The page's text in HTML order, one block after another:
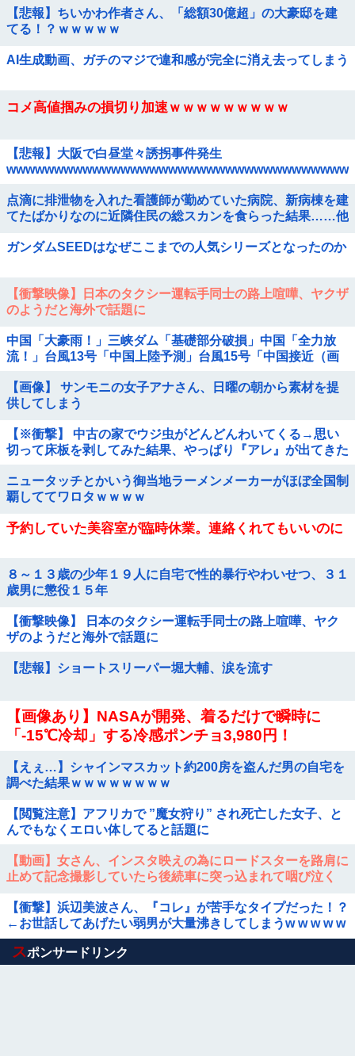
【悲報】ちいかわ作者さん、「総額30億超」の大豪邸を建
てる！？ｗｗｗｗｗ
AI生成動画、ガチのマジで違和感が完全に消え去ってしまう
コメ高値掴みの損切り加速ｗｗｗｗｗｗｗｗｗ
【悲報】大阪で白昼堂々誘拐事件発生
wwwwwwwwwwwwwwwwwwwwwwwwwwwwwwwwwwww
点滴に排泄物を入れた看護師が勤めていた病院、新病棟を建
てたばかりなのに近隣住民の総スカンを食らった結果……他
ガンダムSEEDはなぜここまでの人気シリーズとなったのか
【衝撃映像】日本のタクシー運転手同士の路上喧嘩、ヤクザ
のようだと海外で話題に
中国「大豪雨！」三峡ダム「基礎部分破損」中国「全力放
流！」台風13号「中国上陸予測」台風15号「中国接近（画
【画像】 サンモニの女子アナさん、日曜の朝から素材を提
供してしまう
【※衝撃】 中古の家でウジ虫がどんどんわいてくる→思い
切って床板を剥してみた結果、やっぱり『アレ』が出てきた
ニュータッチとかいう御当地ラーメンメーカーがほぼ全国制
覇しててワロタｗｗｗｗ
予約していた美容室が臨時休業。連絡くれてもいいのに
８～１３歳の少年１９人に自宅で性的暴行やわいせつ、３１
歳男に懲役１５年
【衝撃映像】 日本のタクシー運転手同士の路上喧嘩、ヤク
ザのようだと海外で話題に
【悲報】ショートスリーパー堀大輔、涙を流す
【画像あり】NASAが開発、着るだけで瞬時に
「-15℃冷却」する冷感ポンチョ3,980円！
【えぇ…】シャインマスカット約200房を盗んだ男の自宅を
調べた結果ｗｗｗｗｗｗｗｗ
【閲覧注意】アフリカで ”魔女狩り” され死亡した女子、と
んでもなくエロい体してると話題に
【動画】女さん、インスタ映えの為にロードスターを路肩に
止めて記念撮影していたら後続車に突っ込まれて咽び泣く
【衝撃】浜辺美波さん、『コレ』が苦手なタイプだった！？
←お世話してあげたい弱男が大量沸きしてしまうw w w w w
w w w w
Powered by livedoor 相互RSS
スポンサードリンク